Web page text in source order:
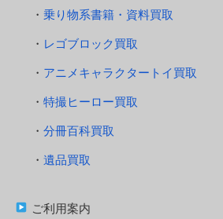
乗り物系書籍・資料買取
レゴブロック買取
アニメキャラクタートイ買取
特撮ヒーロー買取
分冊百科買取
遺品買取
ご利用案内